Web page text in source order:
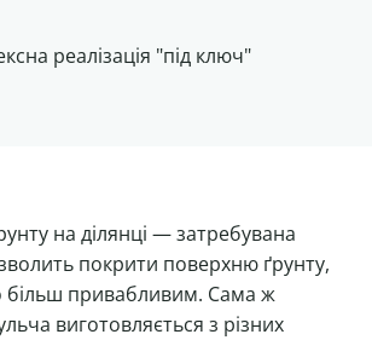
реалізація "під ключ"
на ділянці — затребувана
покрити поверхню ґрунту,
привабливим. Сама ж
виготовляється з різних